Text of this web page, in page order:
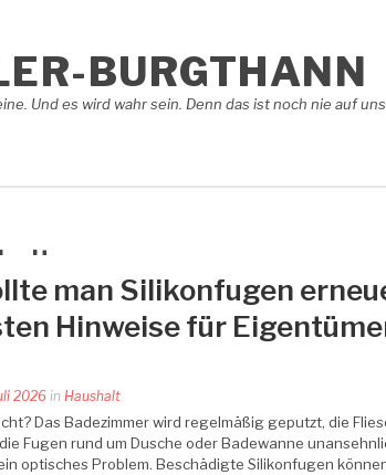
BURGTHANN
Und es wird wahr sein. Denn das ist noch nie auf
man Silikonfugen
Hinweise für
2026 in Haushalt
Das Badezimmer wird regelmäßig geputzt, die
Fugen rund um Dusche oder Badewanne
optisches Problem. Beschädigte Silikonfugen